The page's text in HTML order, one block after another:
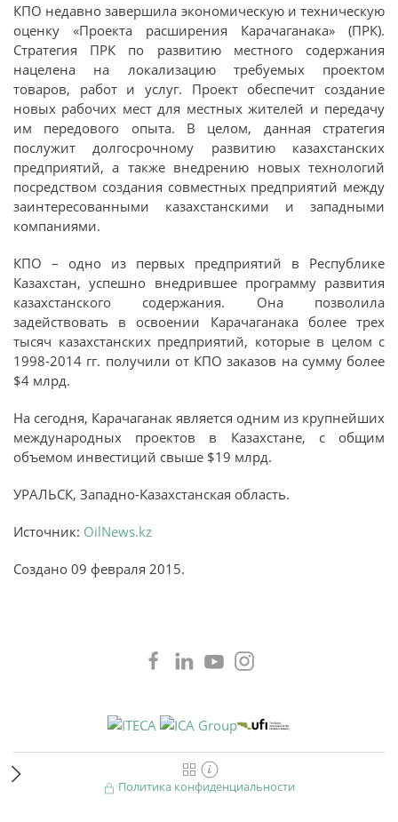
КПО недавно завершила экономическую и техническую
оценку «Проекта расширения Карачаганака» (ПРК).
Стратегия ПРК по развитию местного содержания
нацелена на локализацию требуемых проектом
товаров, работ и услуг. Проект обеспечит создание
новых рабочих мест для местных жителей и передачу
им передового опыта. В целом, данная стратегия
послужит долгосрочному развитию казахстанских
предприятий, а также внедрению новых технологий
посредством создания совместных предприятий между
заинтересованными казахстанскими и западными
компаниями.
КПО – одно из первых предприятий в Республике
Казахстан, успешно внедрившее программу развития
казахстанского содержания. Она позволила
задействовать в освоении Карачаганака более трех
тысяч казахстанских предприятий, которые в целом с
1998-2014 гг. получили от КПО заказов на сумму более
$4 млрд.
На сегодня, Карачаганак является одним из крупнейших
международных проектов в Казахстане, с общим
объемом инвестиций свыше $19 млрд.
УРАЛЬСК, Западно-Казахстанская область.
Источник: OilNews.kz
Создано 09 февраля 2015.
Политика конфиденциальности